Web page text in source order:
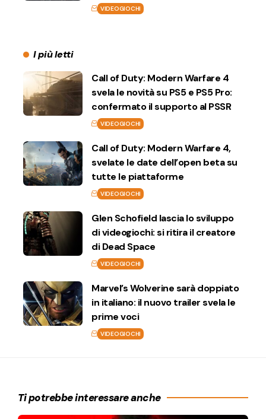
VIDEOGIOCHI
I più letti
Call of Duty: Modern Warfare 4
svela le novità su PS5 e PS5 Pro:
confermato il supporto al PSSR
VIDEOGIOCHI
Call of Duty: Modern Warfare 4,
svelate le date dell’open beta su
tutte le piattaforme
VIDEOGIOCHI
Glen Schofield lascia lo sviluppo
di videogiochi: si ritira il creatore
di Dead Space
VIDEOGIOCHI
Marvel’s Wolverine sarà doppiato
in italiano: il nuovo trailer svela le
prime voci
VIDEOGIOCHI
Ti potrebbe interessare anche